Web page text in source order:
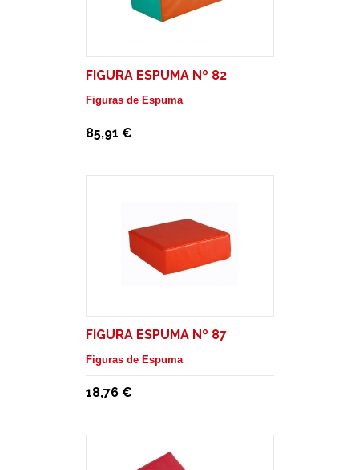
FIGURA ESPUMA Nº 82
Figuras de Espuma
85,91 €
FIGURA ESPUMA Nº 87
Figuras de Espuma
18,76 €